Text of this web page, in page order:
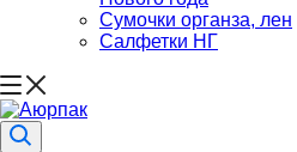
Сумочки органза, лен
Салфетки НГ